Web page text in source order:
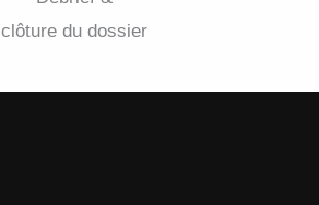
clôture du dossier